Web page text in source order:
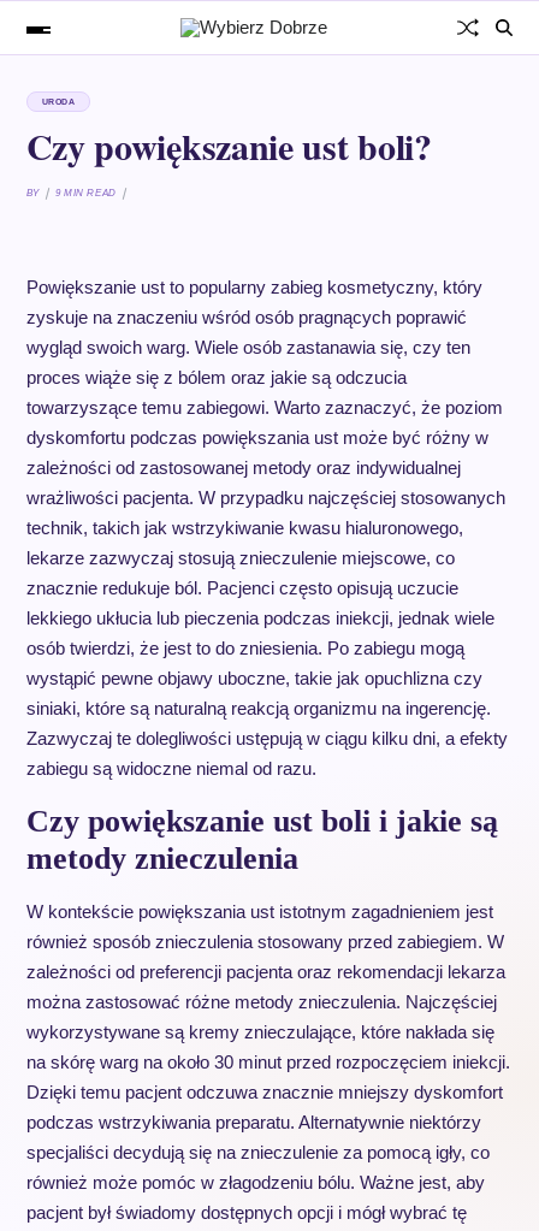
URODA
Czy powiększanie ust boli?
BY 9 MIN READ
Powiększanie ust to popularny zabieg kosmetyczny, który
zyskuje na znaczeniu wśród osób pragnących poprawić
wygląd swoich warg. Wiele osób zastanawia się, czy ten
proces wiąże się z bólem oraz jakie są odczucia
towarzyszące temu zabiegowi. Warto zaznaczyć, że poziom
dyskomfortu podczas powiększania ust może być różny w
zależności od zastosowanej metody oraz indywidualnej
wrażliwości pacjenta. W przypadku najczęściej stosowanych
technik, takich jak wstrzykiwanie kwasu hialuronowego,
lekarze zazwyczaj stosują znieczulenie miejscowe, co
znacznie redukuje ból. Pacjenci często opisują uczucie
lekkiego ukłucia lub pieczenia podczas iniekcji, jednak wiele
osób twierdzi, że jest to do zniesienia. Po zabiegu mogą
wystąpić pewne objawy uboczne, takie jak opuchlizna czy
siniaki, które są naturalną reakcją organizmu na ingerencję.
Zazwyczaj te dolegliwości ustępują w ciągu kilku dni, a efekty
zabiegu są widoczne niemal od razu.
Czy powiększanie ust boli i jakie są
metody znieczulenia
W kontekście powiększania ust istotnym zagadnieniem jest
również sposób znieczulenia stosowany przed zabiegiem. W
zależności od preferencji pacjenta oraz rekomendacji lekarza
można zastosować różne metody znieczulenia. Najczęściej
wykorzystywane są kremy znieczulające, które nakłada się
na skórę warg na około 30 minut przed rozpoczęciem iniekcji.
Dzięki temu pacjent odczuwa znacznie mniejszy dyskomfort
podczas wstrzykiwania preparatu. Alternatywnie niektórzy
specjaliści decydują się na znieczulenie za pomocą igły, co
również może pomóc w złagodzeniu bólu. Ważne jest, aby
pacjent był świadomy dostępnych opcji i mógł wybrać tę